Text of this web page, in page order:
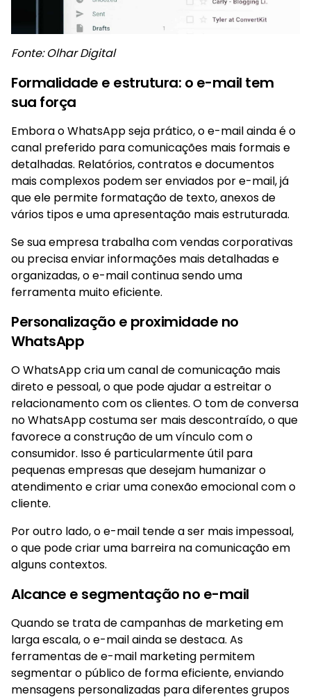
Fonte: Olhar Digital
Formalidade e estrutura: o e-mail tem
sua força
Embora o WhatsApp seja prático, o e-mail ainda é o
canal preferido para comunicações mais formais e
detalhadas. Relatórios, contratos e documentos
mais complexos podem ser enviados por e-mail, já
que ele permite formatação de texto, anexos de
vários tipos e uma apresentação mais estruturada.
Se sua empresa trabalha com vendas corporativas
ou precisa enviar informações mais detalhadas e
organizadas, o e-mail continua sendo uma
ferramenta muito eficiente.
Personalização e proximidade no
WhatsApp
O WhatsApp cria um canal de comunicação mais
direto e pessoal, o que pode ajudar a estreitar o
relacionamento com os clientes. O tom de conversa
no WhatsApp costuma ser mais descontraído, o que
favorece a construção de um vínculo com o
consumidor. Isso é particularmente útil para
pequenas empresas que desejam humanizar o
atendimento e criar uma conexão emocional com o
cliente.
Por outro lado, o e-mail tende a ser mais impessoal,
o que pode criar uma barreira na comunicação em
alguns contextos.
Alcance e segmentação no e-mail
Quando se trata de campanhas de marketing em
larga escala, o e-mail ainda se destaca. As
ferramentas de e-mail marketing permitem
segmentar o público de forma eficiente, enviando
mensagens personalizadas para diferentes grupos